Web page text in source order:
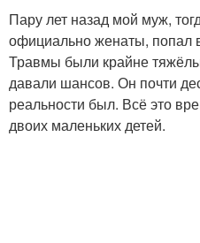
Пару лет назад мой муж,
официально женаты, попал
Травмы были крайне
давали шансов. Он почти
реальности был. Всё это
двоих маленьких детей.